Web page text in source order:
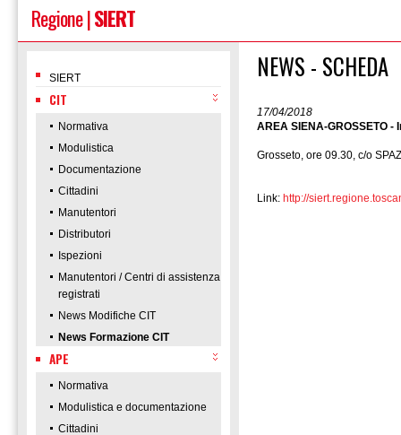
Regione|SIERT
SIERT
CIT
Normativa
Modulistica
Documentazione
Cittadini
Manutentori
Distributori
Ispezioni
Manutentori / Centri di assistenza
registrati
News Modifiche CIT
News Formazione CIT
APE
Normativa
Modulistica e documentazione
Cittadini
NEWS - SCHEDA
17/04/2018
AREA SIENA-GROSSETO
Grosseto, ore 09.30, c/o
Link: http://